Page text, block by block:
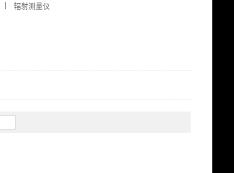
辐射测量仪